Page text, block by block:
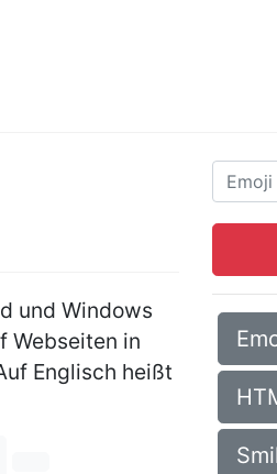
und Windows
Webseiten in
Englisch heißt